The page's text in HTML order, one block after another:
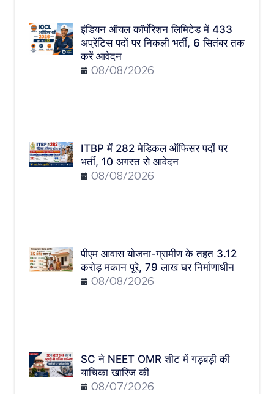
इंडियन ऑयल कॉर्पोरेशन लिमिटेड में 433
अप्रेंटिस पदों पर निकली भर्ती, 6 सितंबर तक
करें आवेदन
08/08/2026
ITBP में 282 मेडिकल ऑफिसर पदों पर
भर्ती, 10 अगस्त से आवेदन
08/08/2026
पीएम आवास योजना-ग्रामीण के तहत 3.12
करोड़ मकान पूरे, 79 लाख घर निर्माणाधीन
08/08/2026
SC ने NEET OMR शीट में गड़बड़ी की
याचिका खारिज की
08/07/2026